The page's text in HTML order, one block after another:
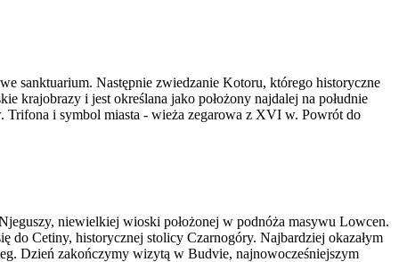
sanktuarium. Następnie zwiedzanie Kotoru, którego historyczne
krajobrazy i jest określana jako położony najdalej na południe
Trifona i symbol miasta - wieża zegarowa z XVI w. Powrót do
niewielkiej wioski położonej w podnóża masywu Lowcen.
do Cetiny, historycznej stolicy Czarnogóry. Najbardziej okazałym
Dzień zakończymy wizytą w Budvie, najnowocześniejszym